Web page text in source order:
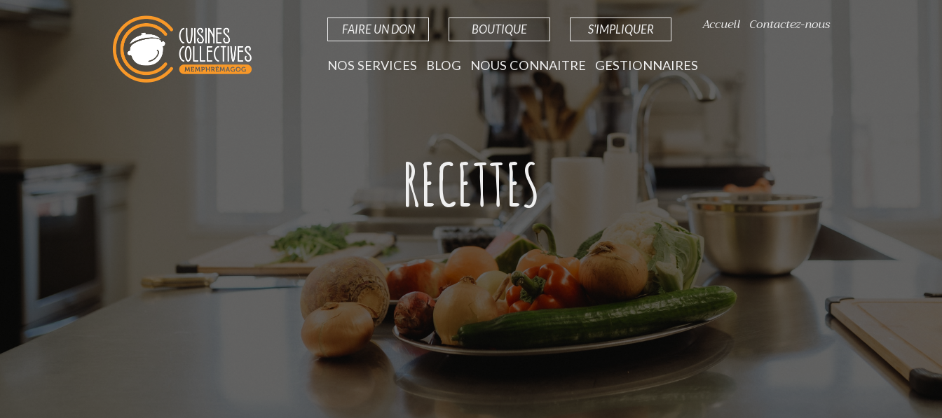
FAIRE UN DON BOUTIQUE S'IMPLIQUER Accueil Contactez-nous
NOS SERVICES BLOG NOUS CONNAITRE GESTIONNAIRES
RECETTES